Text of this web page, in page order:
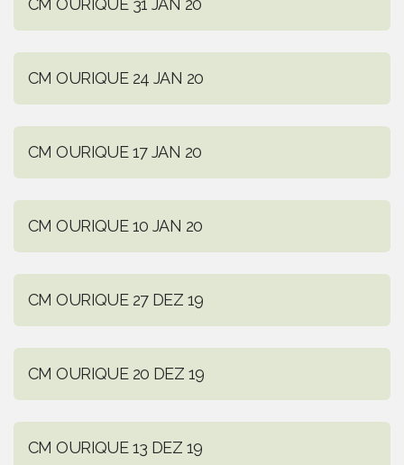
CM OURIQUE 31 JAN 20
CM OURIQUE 24 JAN 20
CM OURIQUE 17 JAN 20
CM OURIQUE 10 JAN 20
CM OURIQUE 27 DEZ 19
CM OURIQUE 20 DEZ 19
CM OURIQUE 13 DEZ 19